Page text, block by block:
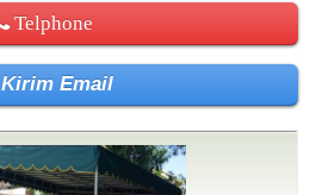
Telphone
Kirim Email